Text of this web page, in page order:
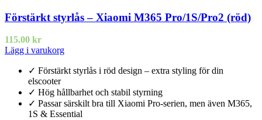
Förstärkt styrlås – Xiaomi M365 Pro/1S/Pro2 (röd)
115.00 kr
Lägg i varukorg
✓ Förstärkt styrlås i röd design – extra styling för din
elscooter
✓ Hög hållbarhet och stabil styrning
✓ Passar särskilt bra till Xiaomi Pro-serien, men även M365,
1S & Essential